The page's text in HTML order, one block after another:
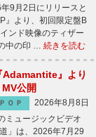
9月2日にリリースと
』より、初回限定盤B
ンド映像のティザー
中の印 … 続きを読む
Adamantite』より
公開
ＯＰ
2026年8月8日
ミュージックビデオ
」は、2026年7月29